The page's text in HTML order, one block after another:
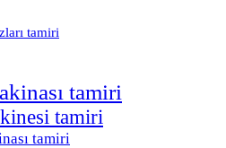
tamiri
tamiri
tamiri
tamiri